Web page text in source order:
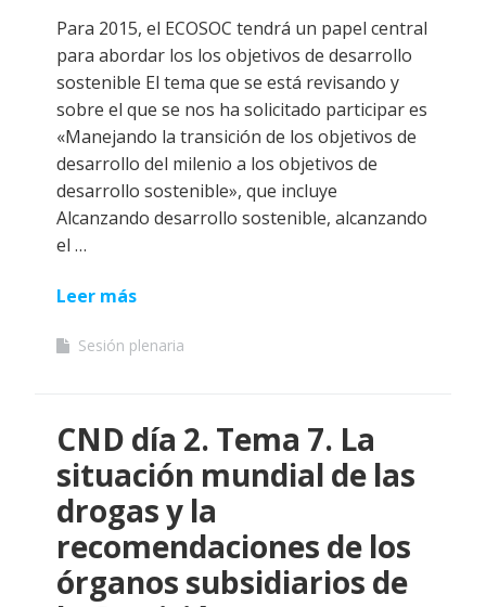
Para 2015, el ECOSOC tendrá un papel central
para abordar los los objetivos de desarrollo
sostenible El tema que se está revisando y
sobre el que se nos ha solicitado participar es
«Manejando la transición de los objetivos de
desarrollo del milenio a los objetivos de
desarrollo sostenible», que incluye
Alcanzando desarrollo sostenible, alcanzando
el …
Leer más
Sesión plenaria
CND día 2. Tema 7. La
situación mundial de las
drogas y la
recomendaciones de los
órganos subsidiarios de